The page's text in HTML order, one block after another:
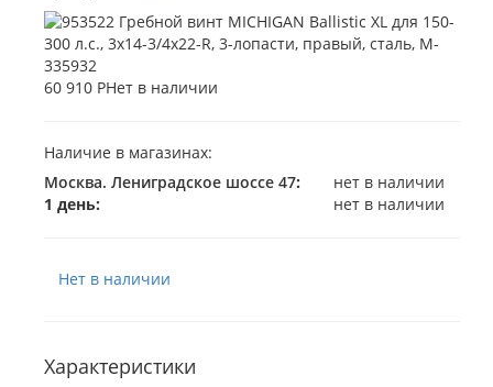
60 910 РНет в наличии
Наличие в магазинах:
Москва. Лениградское шоссе 47:
нет в наличии
1 день:
нет в наличии
Нет в наличии
Характеристики